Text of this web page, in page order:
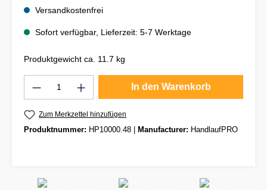
Versandkostenfrei
Sofort verfügbar, Lieferzeit: 5-7 Werktage
Produktgewicht ca. 11.7 kg
Produkt Anzahl: Gib den gewünschten
In den Warenkorb
Zum Merkzettel hinzufügen
Produktnummer: HP10000.48 Manufacturer: HandlaufPRO